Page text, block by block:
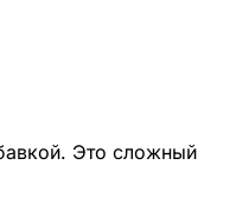
Это сложный